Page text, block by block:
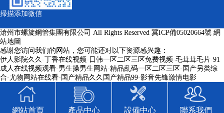
掃描添加微信
網站首頁 產品中心 設備中心 聯系我們
滄州市螺旋鋼管集團有限公司 All Rights Reserved 冀ICP備05020664號 網
站地圖
感谢您访问我们的网站，您可能还对以下资源感兴趣：
伊人影院久久-丁香在线视频-日韩一区二区三区免费视频-毛茸茸毛片-91
成人在线视频观看-男生操男生网站-精品乱码一区二区三区-国产另类综
合-尤物网站在线看-国产精品久久国产精品99-影音先锋激情电影